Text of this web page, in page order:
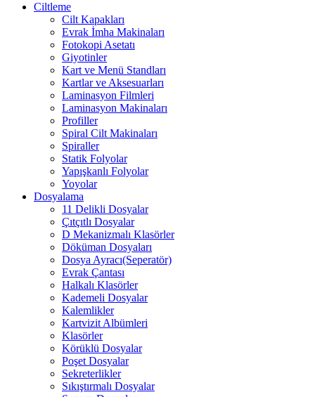
Ciltleme
Cilt Kapakları
Evrak İmha Makinaları
Fotokopi Asetatı
Giyotinler
Kart ve Menü Standları
Kartlar ve Aksesuarları
Laminasyon Filmleri
Laminasyon Makinaları
Profiller
Spiral Cilt Makinaları
Spiraller
Statik Folyolar
Yapışkanlı Folyolar
Yoyolar
Dosyalama
11 Delikli Dosyalar
Çıtçıtlı Dosyalar
D Mekanizmalı Klasörler
Döküman Dosyaları
Dosya Ayracı(Seperatör)
Evrak Çantası
Halkalı Klasörler
Kademeli Dosyalar
Kalemlikler
Kartvizit Albümleri
Klasörler
Körüklü Dosyalar
Poşet Dosyalar
Sekreterlikler
Sıkıştırmalı Dosyalar